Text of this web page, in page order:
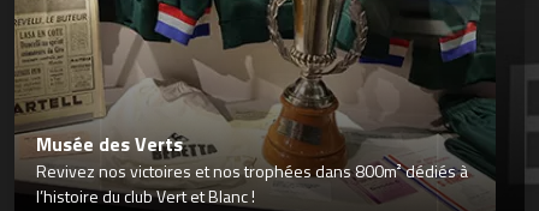
Musée des Verts
Revivez nos victoires et nos trophées dans 800m² dédiés à
l’histoire du club Vert et Blanc !